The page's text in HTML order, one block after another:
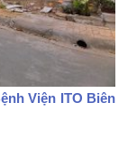
Viện ITO Biên